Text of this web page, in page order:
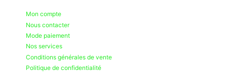
Mon compte
Nous contacter
Mode paiement
Nos services
Conditions générales de vente
Politique de confidentialité